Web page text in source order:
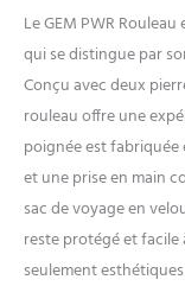
Le GEM PWR
qui se distingue par
Conçu avec deux
rouleau offre une
poignée est fabriquée
et une prise en main
sac de voyage en
reste protégé et
seulement